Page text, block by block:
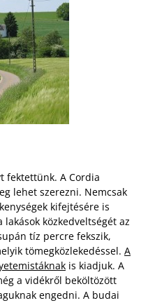
fektettünk. A Cordia
lehet szerezni. Nemcsak
kifejtésére is
közkedveltségét az
tíz percre fekszik,
tömegközlekedéssel. A
is kiadjuk. A
a vidékről beköltözött
engedni. A budai